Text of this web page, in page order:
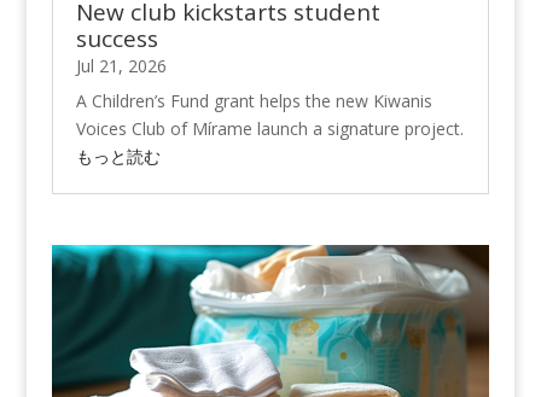
New club kickstarts student
success
Jul 21, 2026
A Children’s Fund grant helps the new Kiwanis
Voices Club of Mírame launch a signature project.
もっと読む